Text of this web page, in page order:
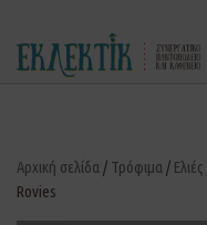
Αρχική σελίδα / Τρόφιμα / Ελιές
Rovies